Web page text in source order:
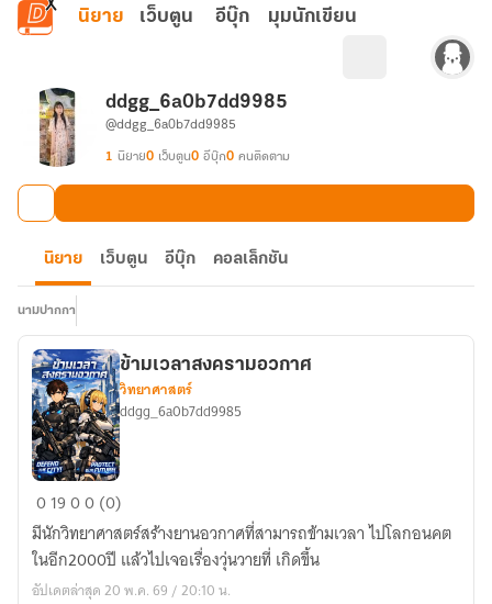
ข้ามไปยังเนื้อหาหลัก
นิยาย เว็บตูน อีบุ๊ก มุมนักเขียน
ddgg_6a0b7dd9985
@ddgg_6a0b7dd9985
1 นิยาย0 เว็บตูน0 อีบุ๊ก0 คนติดตาม
นิยาย เว็บตูน อีบุ๊ก คอลเล็กชัน
นามปากกา
ข้าม
เวลา
สงคราม
อวกาศ
ข้ามเวลาสงครามอวกาศ
วิทยาศาสตร์
ddgg_6a0b7dd9985
01900 (0)
มีนักวิทยาศาสตร์สร้างยานอวกาศที่สามารถข้ามเวลา ไปโลกอนคต
ในอีก2000ปี แล้วไปเจอเรื่องวุ่นวายที่ เกิดขึ้น
อัปเดตล่าสุด 20 พ.ค. 69 / 20:10 น.